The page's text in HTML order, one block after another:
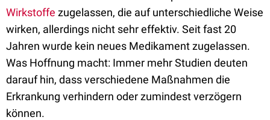
Wirkstoffe zugelassen, die auf unterschiedliche Weise
wirken, allerdings nicht sehr effektiv. Seit fast 20
Jahren wurde kein neues Medikament zugelassen.
Was Hoffnung macht: Immer mehr Studien deuten
darauf hin, dass verschiedene Maßnahmen die
Erkrankung verhindern oder zumindest verzögern
können.